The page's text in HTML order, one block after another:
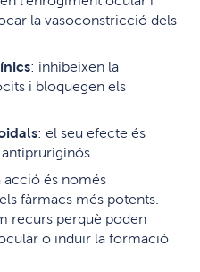
la vasoconstricció dels
: inhibeixen la
i bloquegen els
: el seu efecte és
acció és només
fàrmacs més potents.
recurs perquè poden
o induir la formació